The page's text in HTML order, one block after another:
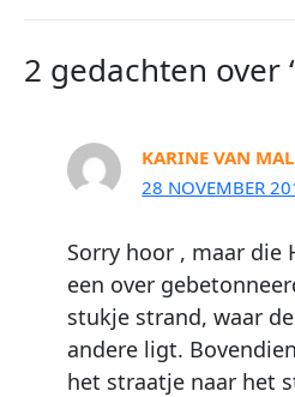
2 gedachten over
KARINE VAN
28 NOVEMBER
Sorry hoor , maar die
een over
stukje strand, waar
andere ligt.
het straatje naar het